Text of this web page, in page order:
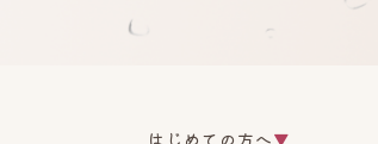
はじめての方へ▼